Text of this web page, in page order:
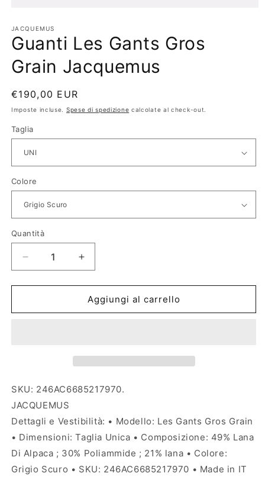
multimediali
1
in
modale
JACQUEMUS
Guanti Les Gants Gros
Grain Jacquemus
Prezzo
di
€190,00 EUR
Imposte incluse. Spese di spedizione calcolate al check-out.
Taglia
Colore
Quantità
Diminuisci
quantità
per
Les
Aumenta
quantità
per
Guanti
Les
Aggiungi al carrello
SKU: 246AC6685217970.
JACQUEMUS
Dettagli e Vestibilità: • Modello: Les Gants Gros Grain
• Dimensioni: Taglia Unica • Composizione: 49% Lana
Di Alpaca ; 30% Poliammide ; 21% lana • Colore:
Grigio Scuro • SKU: 246AC6685217970 • Made in IT